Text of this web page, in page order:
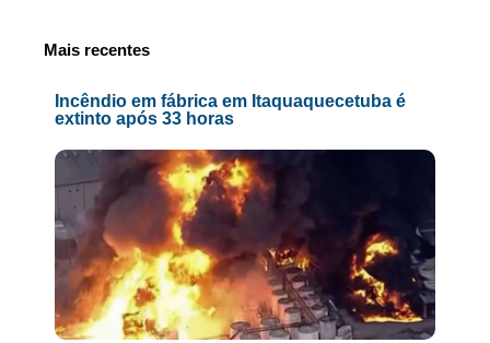
Mais recentes
Incêndio em fábrica em Itaquaquecetuba é
extinto após 33 horas